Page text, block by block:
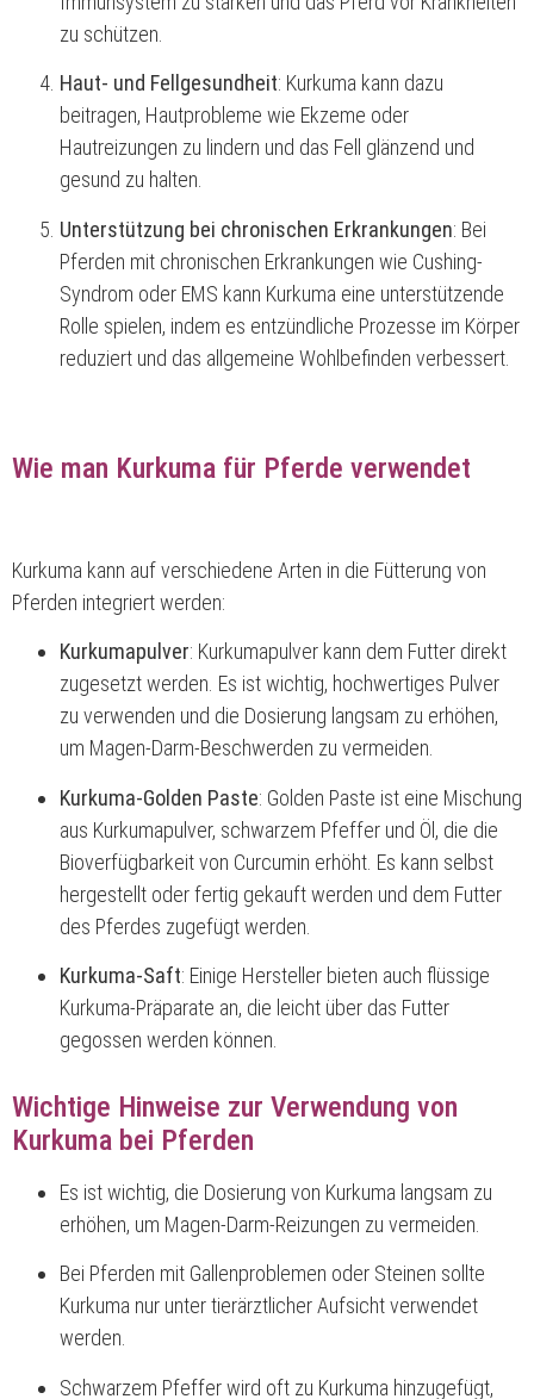
zu schützen.
Haut- und Fellgesundheit: Kurkuma kann dazu
beitragen, Hautprobleme wie Ekzeme oder
Hautreizungen zu lindern und das Fell glänzend und
gesund zu halten.
Unterstützung bei chronischen Erkrankungen: Bei
Pferden mit chronischen Erkrankungen wie Cushing-
Syndrom oder EMS kann Kurkuma eine unterstützende
Rolle spielen, indem es entzündliche Prozesse im Körper
reduziert und das allgemeine Wohlbefinden verbessert.
Wie man Kurkuma für Pferde verwendet
Kurkuma kann auf verschiedene Arten in die Fütterung von
Pferden integriert werden:
Kurkumapulver: Kurkumapulver kann dem Futter direkt
zugesetzt werden. Es ist wichtig, hochwertiges Pulver
zu verwenden und die Dosierung langsam zu erhöhen,
um Magen-Darm-Beschwerden zu vermeiden.
Kurkuma-Golden Paste: Golden Paste ist eine Mischung
aus Kurkumapulver, schwarzem Pfeffer und Öl, die die
Bioverfügbarkeit von Curcumin erhöht. Es kann selbst
hergestellt oder fertig gekauft werden und dem Futter
des Pferdes zugefügt werden.
Kurkuma-Saft: Einige Hersteller bieten auch flüssige
Kurkuma-Präparate an, die leicht über das Futter
gegossen werden können.
Wichtige Hinweise zur Verwendung von
Kurkuma bei Pferden
Es ist wichtig, die Dosierung von Kurkuma langsam zu
erhöhen, um Magen-Darm-Reizungen zu vermeiden.
Bei Pferden mit Gallenproblemen oder Steinen sollte
Kurkuma nur unter tierärztlicher Aufsicht verwendet
werden.
Schwarzem Pfeffer wird oft zu Kurkuma hinzugefügt,